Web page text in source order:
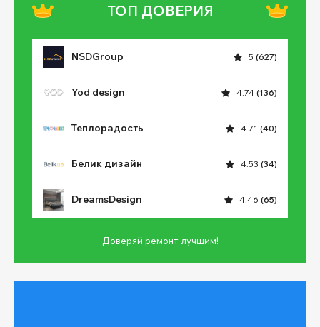
ТОП ДОВЕРИЯ
NSDGroup 5 (627)
Yod design 4.74 (136)
Теплорадость 4.71 (40)
Белик дизайн 4.53 (34)
DreamsDesign 4.46 (65)
Доверяй ремонт лучшим!